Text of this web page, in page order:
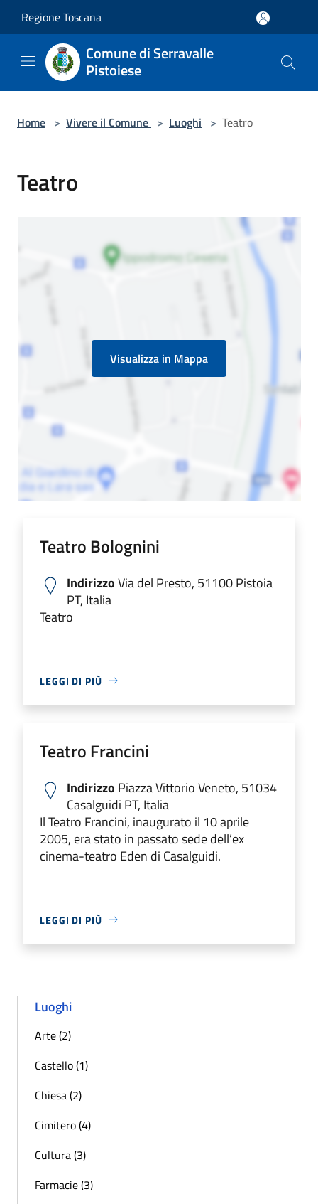
Regione Toscana
Comune di Serravalle
Pistoiese
Home > Vivere il Comune > Luoghi > Teatro
Teatro
Visualizza in Mappa
Teatro Bolognini
IndirizzoVia del Presto, 51100 Pistoia
PT, Italia
Teatro
LEGGI DI PIÙ
Teatro Francini
Indirizzo Piazza Vittorio Veneto, 51034
Casalguidi PT, Italia
Il Teatro Francini, inaugurato il 10 aprile
2005, era stato in passato sede dell’ex
cinema-teatro Eden di Casalguidi.
LEGGI DI PIÙ
Luoghi
Arte (2)
Castello (1)
Chiesa (2)
Cimitero (4)
Cultura (3)
Farmacie (3)